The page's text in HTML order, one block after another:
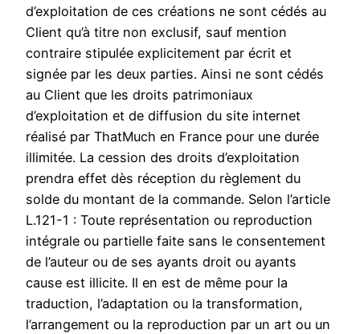
d’exploitation de ces créations ne sont cédés au
Client qu’à titre non exclusif, sauf mention
contraire stipulée explicitement par écrit et
signée par les deux parties. Ainsi ne sont cédés
au Client que les droits patrimoniaux
d’exploitation et de diffusion du site internet
réalisé par ThatMuch en France pour une durée
illimitée. La cession des droits d’exploitation
prendra effet dès réception du règlement du
solde du montant de la commande. Selon l’article
L.121-1 : Toute représentation ou reproduction
intégrale ou partielle faite sans le consentement
de l’auteur ou de ses ayants droit ou ayants
cause est illicite. Il en est de même pour la
traduction, l’adaptation ou la transformation,
l’arrangement ou la reproduction par un art ou un